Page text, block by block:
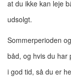
at du ikke kan leje
udsolgt.
Sommerperioden
båd, og hvis du har
i god tid, så du er